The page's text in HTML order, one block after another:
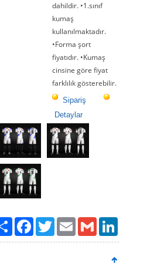
dahildir. •1.sınıf
kumaş
kullanılmaktadır.
•Forma şort
fiyatıdır. •Kumaş
cinsine göre fiyat
farklılık gösterebilir.
Sipariş
Detaylar
PaylaşFacebook
TwitterEmailGmail